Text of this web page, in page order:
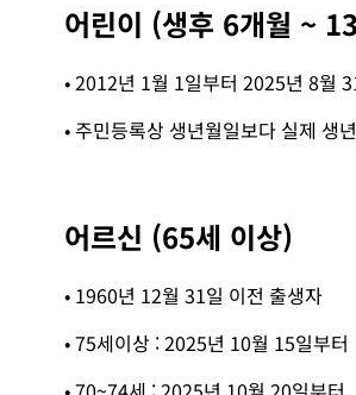
어린이 (생후 6개월 ~
• 2012년 1월 1일부터 2025년 8월
• 주민등록상 생년월일보다 실제 생
어르신 (65세 이상)
• 1960년 12월 31일 이전 출생자
• 75세이상 : 2025년 10월 15일부터